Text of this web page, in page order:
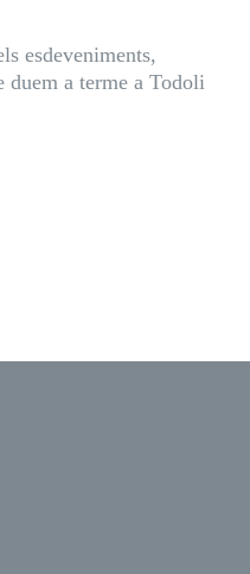
esdeveniments,
duem a terme a Todoli